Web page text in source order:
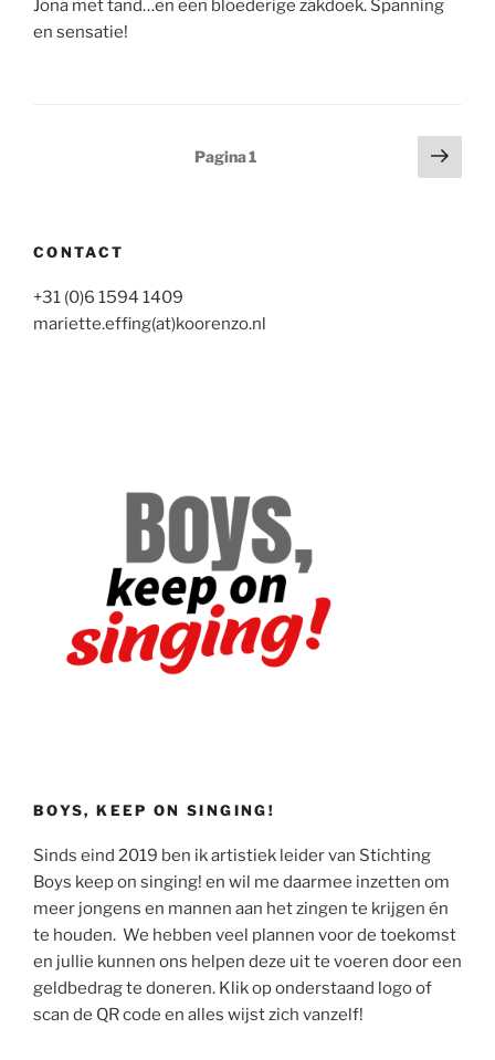
Jona met tand…en een bloederige zakdoek. Spanning
en sensatie!
Pagina1
CONTACT
+31 (0)6 1594 1409
mariette.effing(at)koorenzo.nl
BOYS, KEEP ON SINGING!
Sinds eind 2019 ben ik artistiek leider van Stichting
Boys keep on singing! en wil me daarmee inzetten om
meer jongens en mannen aan het zingen te krijgen én
te houden. We hebben veel plannen voor de toekomst
en jullie kunnen ons helpen deze uit te voeren door een
geldbedrag te doneren. Klik op onderstaand logo of
scan de QR code en alles wijst zich vanzelf!